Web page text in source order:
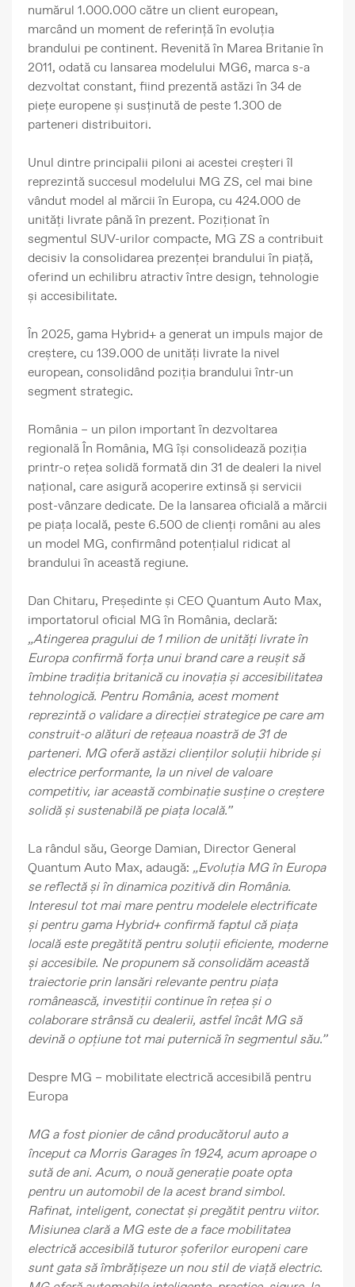
numărul 1.000.000 către un client european,
marcând un moment de referință în evoluția
brandului pe continent. Revenită în Marea Britanie în
2011, odată cu lansarea modelului MG6, marca s-a
dezvoltat constant, fiind prezentă astăzi în 34 de
piețe europene și susținută de peste 1.300 de
parteneri distribuitori.
Unul dintre principalii piloni ai acestei creșteri îl
reprezintă succesul modelului MG ZS, cel mai bine
vândut model al mărcii în Europa, cu 424.000 de
unități livrate până în prezent. Poziționat în
segmentul SUV-urilor compacte, MG ZS a contribuit
decisiv la consolidarea prezenței brandului în piață,
oferind un echilibru atractiv între design, tehnologie
și accesibilitate.
În 2025, gama Hybrid+ a generat un impuls major de
creștere, cu 139.000 de unități livrate la nivel
european, consolidând poziția brandului într-un
segment strategic.
România – un pilon important în dezvoltarea
regionalăÎn România, MG își consolidează poziția
printr-o rețea solidă formată din 31 de dealeri la nivel
național, care asigură acoperire extinsă și servicii
post-vânzare dedicate. De la lansarea oficială a mărcii
pe piața locală, peste 6.500 de clienți români au ales
un model MG, confirmând potențialul ridicat al
brandului în această regiune.
Dan Chitaru, Președinte și CEO Quantum Auto Max,
importatorul oficial MG în România, declară:
„Atingerea pragului de 1 milion de unități livrate în
Europa confirmă forța unui brand care a reușit să
îmbine tradiția britanică cu inovația și accesibilitatea
tehnologică. Pentru România, acest moment
reprezintă o validare a direcției strategice pe care am
construit-o alături de rețeaua noastră de 31 de
parteneri. MG oferă astăzi clienților soluții hibride și
electrice performante, la un nivel de valoare
competitiv, iar această combinație susține o creștere
solidă și sustenabilă pe piața locală.”
La rândul său, George Damian, Director General
Quantum Auto Max, adaugă: „Evoluția MG în Europa
se reflectă și în dinamica pozitivă din România.
Interesul tot mai mare pentru modelele electrificate
și pentru gama Hybrid+ confirmă faptul că piața
locală este pregătită pentru soluții eficiente, moderne
și accesibile. Ne propunem să consolidăm această
traiectorie prin lansări relevante pentru piața
românească, investiții continue în rețea și o
colaborare strânsă cu dealerii, astfel încât MG să
devină o opțiune tot mai puternică în segmentul său.”
Despre MG – mobilitate electrică accesibilă pentru
Europa
MG a fost pionier de când producătorul auto a
început ca Morris Garages în 1924, acum aproape o
sută de ani. Acum, o nouă generație poate opta
pentru un automobil de la acest brand simbol.
Rafinat, inteligent, conectat și pregătit pentru viitor.
Misiunea clară a MG este de a face mobilitatea
electrică accesibilă tuturor șoferilor europeni care
sunt gata să îmbrățișeze un nou stil de viață electric.